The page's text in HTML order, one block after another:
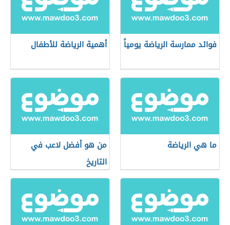
فوائد ممارسة الرياضة يومياً أهمية الرياضة للأطفال
ما هي الرياضة
من هو أفضل لاعب في
التاريخ